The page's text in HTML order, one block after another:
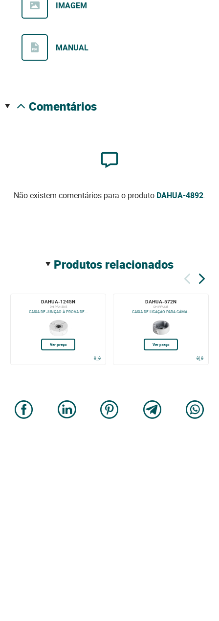
IMAGEM
MANUAL
comentários
Não existem comentários para o produto DAHUA-4892.
produtos relacionados
DAHUA-1245N
DH-PFA130-E
CAIXA DE JUNÇÃO À PROVA DE...
Ver preço
DAHUA-572N
DH-PFA135
CAIXA DE LIGAÇÃO PARA CÂMA...
Ver preço